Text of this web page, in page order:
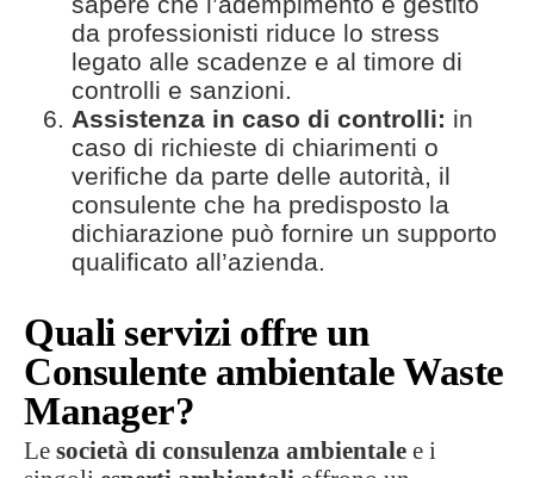
da professionisti riduce lo stress
legato alle scadenze e al timore di
controlli e sanzioni.
Assistenza in caso di controlli: in
caso di richieste di chiarimenti o
verifiche da parte delle autorità, il
consulente che ha predisposto la
dichiarazione può fornire un supporto
qualificato all’azienda.
Quali servizi offre un
Consulente ambientale Waste
Manager?
Le società di consulenza ambientale e i